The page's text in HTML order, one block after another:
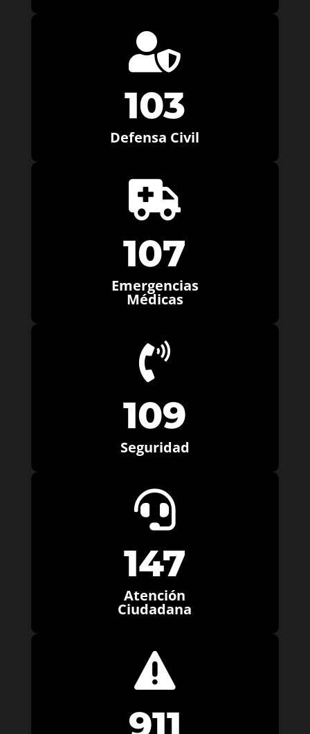

103
Defensa Civil

107
Emergencias
Médicas

109
Seguridad

147
Atención
Ciudadana
